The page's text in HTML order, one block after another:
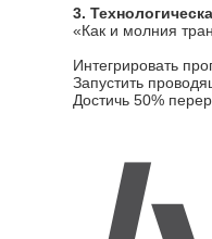
3.
«Как и молния
Интегрировать
Запустить
Достичь 50%